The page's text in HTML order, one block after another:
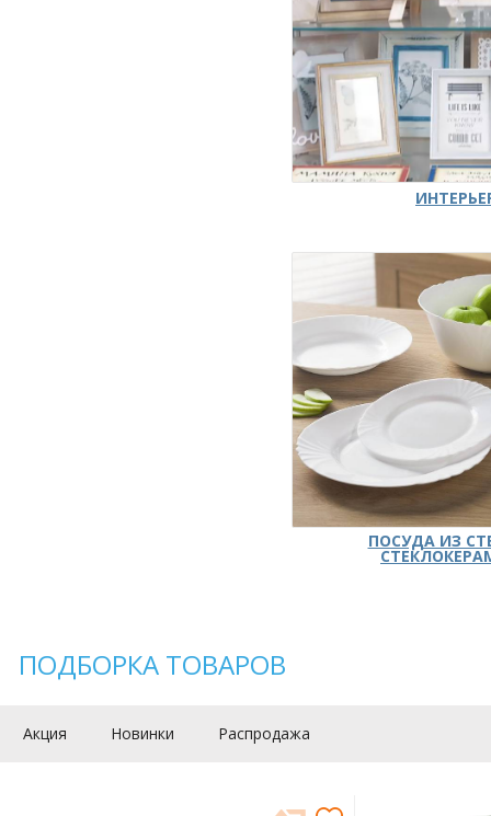
ПОСУДА ИЗ
ПОДБОРКА ТОВАРОВ
Акция Новинки Распродажа